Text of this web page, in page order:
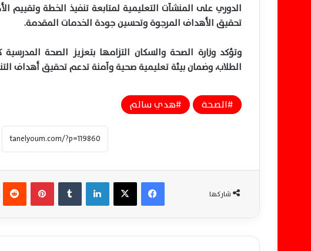
الدوري على المنشآت التعليمية لمتابعة تنفيذ الخطة وتقييم
تحقيق الأهداف المرجوة وتحسين جودة الخدمات المقدمة.
وتؤكد وزارة الصحة والسكان التزامها بتعزيز الصحة
الطلاب، وضمان بيئة تعليمية صحية وآمنة تدعم تحقيق أهداف
الصحة هدي سالم
شاركها
فيسبوك ‫X لينكدإن بينتيريست